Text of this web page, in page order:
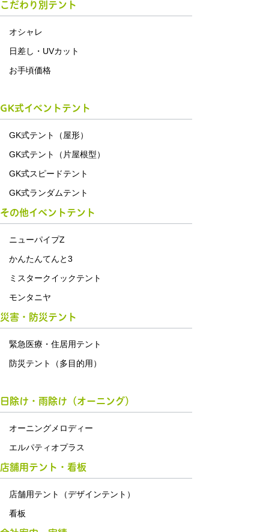
こだわり別テント
オシャレ
日差し・UVカット
お手頃価格
GK式イベントテント
GK式テント（屋形）
GK式テント（片屋根型）
GK式スピードテント
GK式ランダムテント
その他イベントテント
ニューパイプZ
かんたんてんと3
ミスタークイックテント
モンタニヤ
災害・防災テント
緊急医療・住居用テント
防災テント（多目的用）
日除け・雨除け（オーニング）
オーニングメロディー
エルパティオプラス
店舗用テント・看板
店舗用テント（デザインテント）
看板